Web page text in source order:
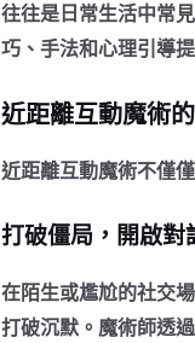
往往是日常生活中常
巧、手法和心理引導
近距離互動魔術
近距離互動魔術不僅
打破僵局，開啟對
在陌生或尷尬的社交
打破沉默。魔術師透